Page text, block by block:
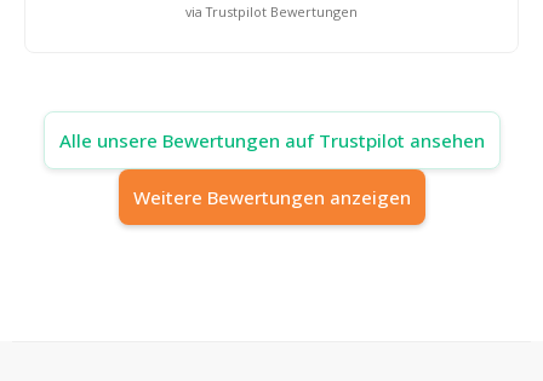
via Trustpilot Bewertungen
Alle unsere Bewertungen auf Trustpilot ansehen
Weitere Bewertungen anzeigen